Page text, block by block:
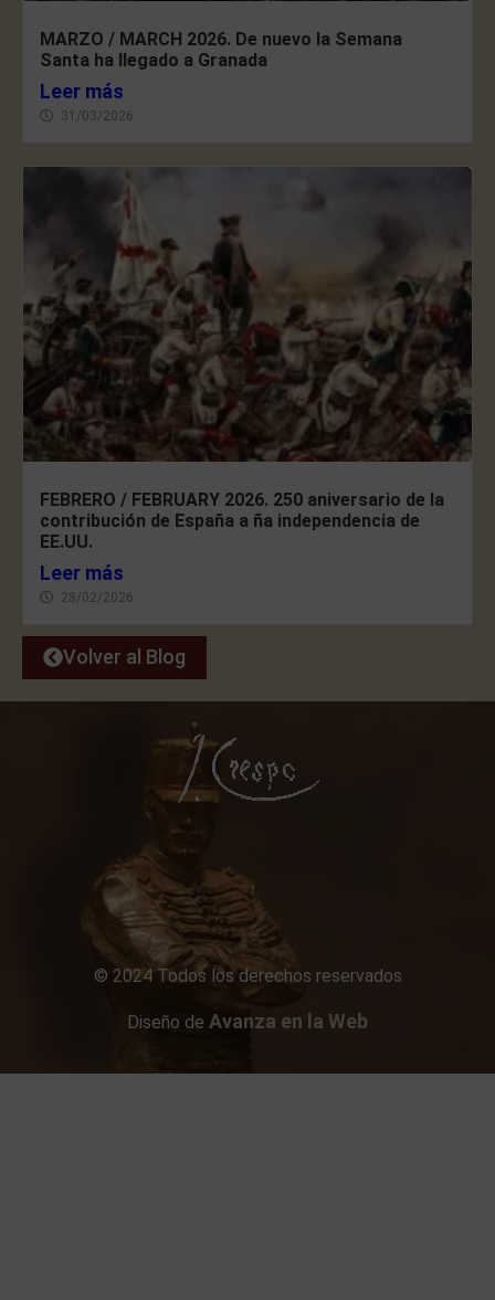
MARZO / MARCH 2026. De nuevo la Semana
Santa ha llegado a Granada
Leer más
31/03/2026
FEBRERO / FEBRUARY 2026. 250 aniversario de la
contribución de España a ña independencia de
EE.UU.
Leer más
28/02/2026
Volver al Blog
© 2024 Todos los derechos reservados
Diseño de Avanza en la Web